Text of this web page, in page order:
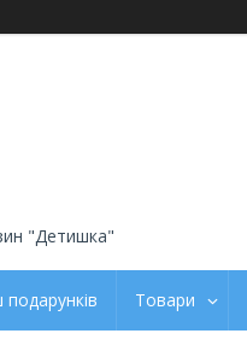
"Детишка"
подарунків Товари